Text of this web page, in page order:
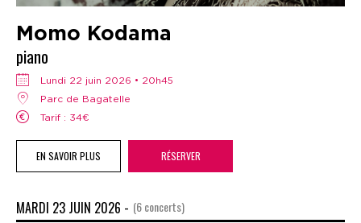
Momo Kodama
piano
lundi 22 juin 2026 • 20h45
Parc de Bagatelle
Tarif : 34€
EN SAVOIR PLUS RÉSERVER
MARDI 23 JUIN 2026 - (6 concerts)